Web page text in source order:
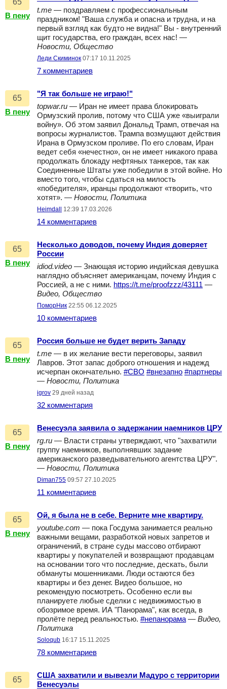
65
В пену
t.me — поздравляем с профессиональным
праздником! "Ваша служба и опасна и трудна, и на
первый взгляд как будто не видна!" Вы - внутренний
щит государства, его граждан, всех нас! —
Новости, Общество
Леди Скиминок 07:17 10.11.2025
7 комментариев
65
В пену
"Я так больше не играю!"
topwar.ru — Иран не имеет права блокировать
Ормузский пролив, потому что США уже «выиграли
войну». Об этом заявил Дональд Трамп, отвечая на
вопросы журналистов. Трампа возмущают действия
Ирана в Ормузском проливе. По его словам, Иран
ведет себя «нечестно», он не имеет никакого права
продолжать блокаду нефтяных танкеров, так как
Соединенные Штаты уже победили в этой войне. Но
вместо того, чтобы сдаться на милость
«победителя», иранцы продолжают «творить, что
хотят». — Новости, Политика
Heimdall 12:39 17.03.2026
14 комментариев
65
В пену
Несколько доводов, почему Индия доверяет
России
idiod.video — Знающая историю индийская девушка
наглядно объясняет американцам, почему Индия с
Россией, а не с ними. https://t.me/proofzzz/43111 —
Видео, Общество
ПоморНик 22:55 06.12.2025
10 комментариев
65
В пену
Россия больше не будет верить Западу
t.me — в их желание вести переговоры, заявил
Лавров. Этот запас доброго отношения и надежд
исчерпан окончательно. #СВО #внезапно #партнеры
— Новости, Политика
igrov 29 дней назад
32 комментария
65
В пену
Венесуэла заявила о задержании наемников ЦРУ
rg.ru — Власти страны утверждают, что "захватили
группу наемников, выполнявших задание
американского разведывательного агентства ЦРУ".
— Новости, Политика
Diman755 09:57 27.10.2025
11 комментариев
65
В пену
Ой, я была не в себе. Верните мне квартиру.
youtube.com — пока Госдума занимается реально
важными вещами, разработкой новых запретов и
ограничений, в стране суды массово отбирают
квартиры у покупателей и возвращают продавцам
на основании того что последние, дескать, были
обмануты мошенниками. Люди остаются без
квартиры и без денег. Видео большое, но
рекомендую посмотреть. Особенно если вы
планируете любые сделки с недвижимостью в
обозримое время. ИА "Панорама", как всегда, в
пролёте перед реальностью. #непанорама — Видео,
Политика
Soloqub 16:17 15.11.2025
78 комментариев
65
США захватили и вывезли Мадуро с территории
Венесуэлы